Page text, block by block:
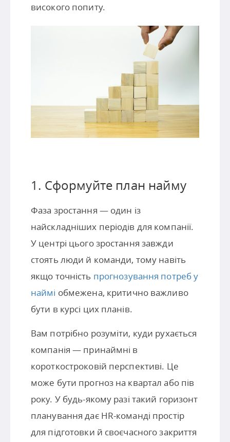
високого попиту.
1. Сформуйте план найму
Фаза зростання — один із
найскладніших періодів для компанії.
У центрі цього зростання завжди
стоять люди й команди, тому навіть
якщо точність прогнозування потреб у
наймі обмежена, критично важливо
бути в курсі цих планів.
Вам потрібно розуміти, куди рухається
компанія — принаймні в
короткостроковій перспективі. Це
може бути прогноз на квартал або пів
року. У будь-якому разі такий горизонт
планування дає HR-команді простір
для підготовки й своєчасного закриття